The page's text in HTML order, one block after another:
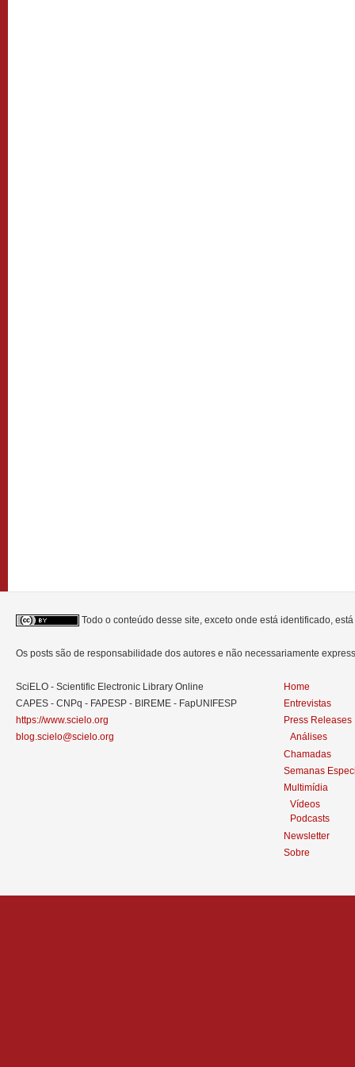
Todo o conteúdo desse site, exceto onde está identificado,
Os posts são de responsabilidade dos autores e não necessariamente
SciELO - Scientific Electronic Library Online
CAPES - CNPq - FAPESP - BIREME - FapUNIFESP
https://www.scielo.org
blog.scielo@scielo.org
Home
Entrevistas
Press Releases
Análises
Chamadas
Semanas
Multimídia
Vídeos
Podcasts
Newsletter
Sobre